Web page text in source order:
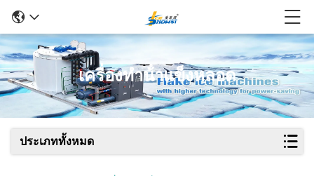
เครื่องทําน้ําแข็งหลอด
ประเภททั้งหมด